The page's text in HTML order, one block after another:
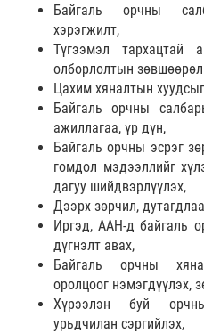
Байгаль орчны
хэрэгжилт,
Түгээмэл тархацтай
олборлолтын
Цахим хяналтын
Байгаль орчны
ажиллагаа, үр дүн,
Байгаль орчны эсрэг
гомдол мэдээллийг
дагуу шийдвэрлүүлэх,
Дээрх зөрчил,
Иргэд, ААН-д байгаль
дүгнэлт авах,
Байгаль орчны
оролцоог нэмэгдүүлэх,
Хүрээлэн буй
урьдчилан сэргийлэх,